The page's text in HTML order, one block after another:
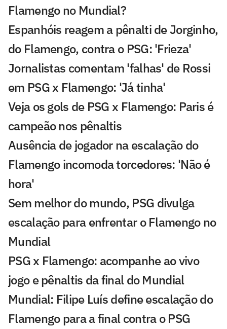
Flamengo no Mundial?
Espanhóis reagem a pênalti de Jorginho,
do Flamengo, contra o PSG: 'Frieza'
Jornalistas comentam 'falhas' de Rossi
em PSG x Flamengo: 'Já tinha'
Veja os gols de PSG x Flamengo: Paris é
campeão nos pênaltis
Ausência de jogador na escalação do
Flamengo incomoda torcedores: 'Não é
hora'
Sem melhor do mundo, PSG divulga
escalação para enfrentar o Flamengo no
Mundial
PSG x Flamengo: acompanhe ao vivo
jogo e pênaltis da final do Mundial
Mundial: Filipe Luís define escalação do
Flamengo para a final contra o PSG